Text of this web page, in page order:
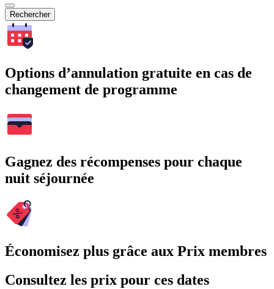
Rechercher
Options d’annulation gratuite en cas de
changement de programme
Gagnez des récompenses pour chaque
nuit séjournée
Économisez plus grâce aux Prix membres
Consultez les prix pour ces dates